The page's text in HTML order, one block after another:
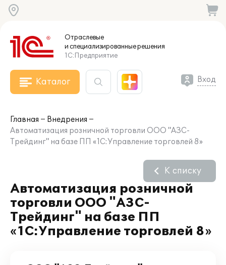
Отраслевые
и специализированныерешения
1С:Предприятие
Каталог Вход
Главная
Внедрения
Автоматизация розничной торговли ООО "АЗС-
Трейдинг" на базе ПП «1С:Управление торговлей 8»
Автоматизация розничной
торговли ООО "АЗС-
Трейдинг" на базе ПП
«1С:Управление торговлей 8»
К списку